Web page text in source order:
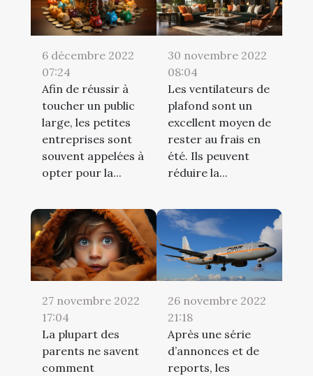
6 décembre 2022
07:24
Afin de réussir à
toucher un public
large, les petites
entreprises sont
souvent appelées à
opter pour la...
30 novembre 2022
08:04
Les ventilateurs de
plafond sont un
excellent moyen de
rester au frais en
été. Ils peuvent
réduire la...
27 novembre 2022
17:04
La plupart des
parents ne savent
comment
26 novembre 2022
21:18
Après une série
d’annonces et de
reports, les